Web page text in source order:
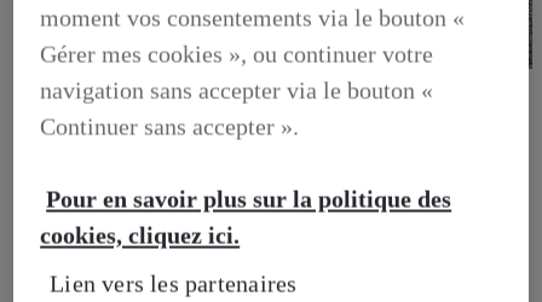
BUSINESS
DECOUVREZ NOS SOLUTIONS DEDIEES AUX
PROFESSIONNELS
VOTRE LEXUS
ENTRETIEN & REPARATION
Entretien du vehicule
Controle technique
moment vos consentements via le bouton «
Gérer mes cookies », ou continuer votre
navigation sans accepter via le bouton «
Continuer sans accepter ».
Pour en savoir plus sur la politique des
cookies, cliquez ici.
Lien vers les partenaires